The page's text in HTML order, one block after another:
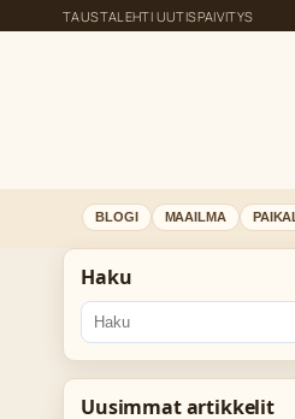
TAUSTALEHTI UUTISPAIVITYS
BLOGI MAAILMA
Haku
Uusimmat artikkelit